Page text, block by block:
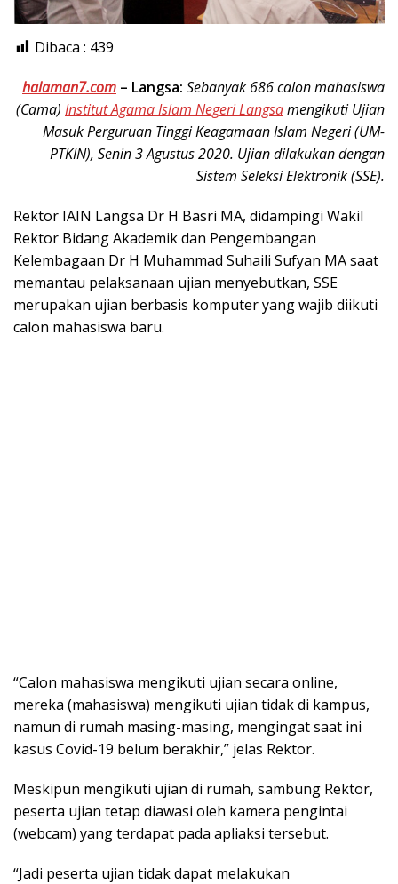
Dibaca : 439
halaman7.com – Langsa: Sebanyak 686 calon mahasiswa
(Cama) Institut Agama Islam Negeri Langsamengikuti Ujian
Masuk Perguruan Tinggi Keagamaan Islam Negeri (UM-
PTKIN), Senin 3 Agustus 2020. Ujian dilakukan dengan
Sistem Seleksi Elektronik (SSE).
Rektor IAIN Langsa Dr H Basri MA, didampingi Wakil
Rektor Bidang Akademik dan Pengembangan
Kelembagaan Dr H Muhammad Suhaili Sufyan MA saat
memantau pelaksanaan ujian menyebutkan, SSE
merupakan ujian berbasis komputer yang wajib diikuti
calon mahasiswa baru.
“Calon mahasiswa mengikuti ujian secara online,
mereka (mahasiswa) mengikuti ujian tidak di kampus,
namun di rumah masing-masing, mengingat saat ini
kasus Covid-19 belum berakhir,” jelas Rektor.
Meskipun mengikuti ujian di rumah, sambung Rektor,
peserta ujian tetap diawasi oleh kamera pengintai
(webcam) yang terdapat pada apliaksi tersebut.
“Jadi peserta ujian tidak dapat melakukan